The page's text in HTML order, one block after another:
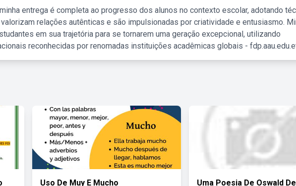
entrega é completa ao progresso dos alunos no contexto escolar, adotando
relações autênticas e são impulsionadas por criatividade e entusiasmo.
em sua trajetória para se tornarem uma geração excepcional, utilizando
reconhecidas por renomadas instituições acadêmicas globais -
Uso De Muy E Mucho Uma Poesia De Oswald